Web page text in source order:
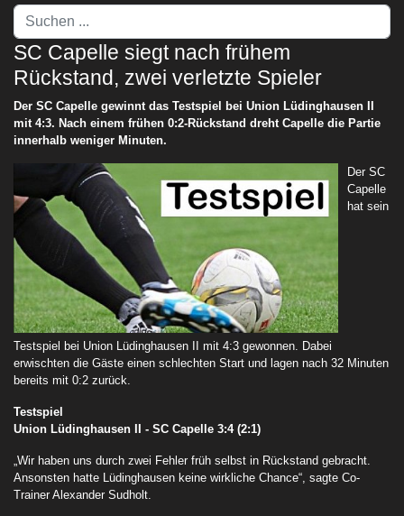
Suchen
SC Capelle siegt nach frühem
Rückstand, zwei verletzte Spieler
Der SC Capelle gewinnt das Testspiel bei Union Lüdinghausen II
mit 4:3. Nach einem frühen 0:2-Rückstand dreht Capelle die Partie
innerhalb weniger Minuten.
Der SC
Capelle
hat sein
Testspiel bei Union Lüdinghausen II mit 4:3 gewonnen. Dabei
erwischten die Gäste einen schlechten Start und lagen nach 32 Minuten
bereits mit 0:2 zurück.
Testspiel
Union Lüdinghausen II - SC Capelle 3:4 (2:1)
„Wir haben uns durch zwei Fehler früh selbst in Rückstand gebracht.
Ansonsten hatte Lüdinghausen keine wirkliche Chance“, sagte Co-
Trainer Alexander Sudholt.